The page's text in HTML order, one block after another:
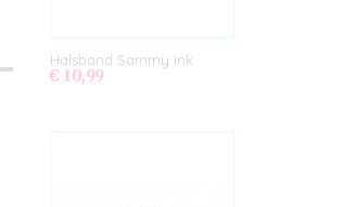
Halsband Sammy Ink
€ 10,99